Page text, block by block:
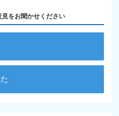
をお聞かせください